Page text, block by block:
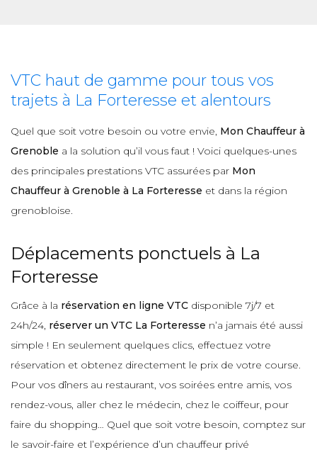
VTC haut de gamme pour tous vos
trajets à La Forteresse et alentours
Quel que soit votre besoin ou votre envie, Mon Chauffeur à
Grenoble a la solution qu’il vous faut ! Voici quelques-unes
des principales prestations VTC assurées par Mon
Chauffeur à Grenoble à La Forteresse et dans la région
grenobloise.
Déplacements ponctuels à La
Forteresse
Grâce à la réservation en ligne VTC disponible 7j/7 et
24h/24, réserver un VTC La Forteresse n’a jamais été aussi
simple ! En seulement quelques clics, effectuez votre
réservation et obtenez directement le prix de votre course.
Pour vos dîners au restaurant, vos soirées entre amis, vos
rendez-vous, aller chez le médecin, chez le coiffeur, pour
faire du shopping… Quel que soit votre besoin, comptez sur
le savoir-faire et l’expérience d’un chauffeur privé